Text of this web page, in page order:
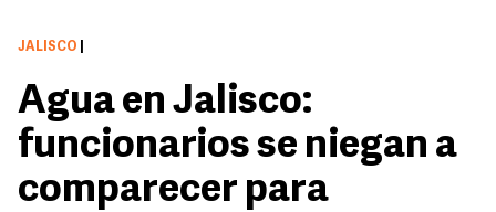
JALISCO
Agua en Jalisco:
funcionarios se niegan a
comparecer para